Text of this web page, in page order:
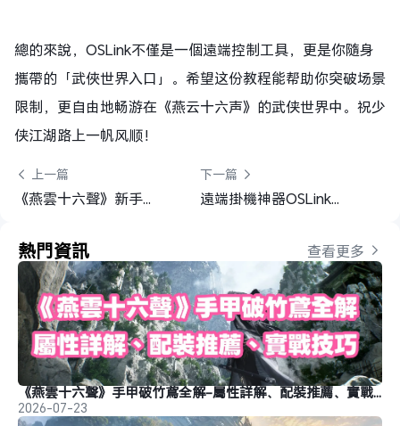
總的來說，OSLink不僅是一個遠端控制工具，更是你隨身
攜帶的「武俠世界入口」。希望这份教程能帮助你突破场景
限制，更自由地畅游在《燕云十六声》的武侠世界中。祝少
侠江湖路上一帆风顺！
上一篇
《燕雲十六聲》新手開荒路線，養成推薦指南
下一篇
遠端掛機神器OSLink：《楓之谷：放置冒險記》多開自動刷資源全攻略
熱門資訊 查看更多
《燕雲十六聲》手甲破竹鳶全解-屬性詳解、配裝推薦、實戰技巧
2026-07-23